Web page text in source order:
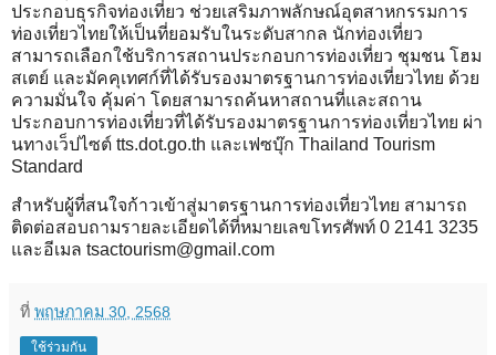
ประกอบธุรกิจท่องเที่ยว ช่วยเสริมภาพลักษณ์อุตสาหกรรมการ
ท่องเที่ยวไทยให้เป็นที่ยอมรับในระดับสากล นักท่องเที่ยว
สามารถเลือกใช้บริการสถานประกอบการท่องเที่ยว ชุมชน โฮม
สเตย์ และมัคคุเทศก์ที่ได้รับรองมาตรฐานการท่องเที่ยวไทย ด้วย
ความมั่นใจ คุ้มค่า โดยสามารถค้นหาสถานที่และสถาน
ประกอบการท่องเที่ยวที่ได้รับรองมาตรฐานการท่องเที่ยวไทย ผ่า
นทางเว็ปไซต์ tts.dot.go.th และเฟซบุ๊ก Thailand Tourism
Standard
สำหรับผู้ที่สนใจก้าวเข้าสู่มาตรฐานการท่องเที่ยวไทย สามารถ
ติดต่อสอบถามรายละเอียดได้ที่หมายเลขโทรศัพท์ 0 2141 3235
และอีเมล tsactourism@gmail.com
ที่ พฤษภาคม 30, 2568
ใช้ร่วมกัน